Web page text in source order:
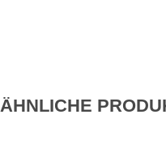
ÄHNLICHE